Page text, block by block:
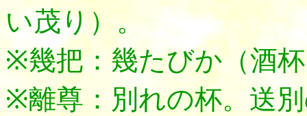
い茂り）。
※幾把：幾たびか（酒
※離尊：別れの杯。送